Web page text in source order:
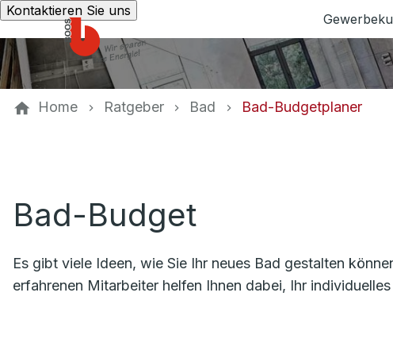
Kontaktieren Sie uns
Home Ratgeber Bad Bad-Budgetplaner
Bad-Budget
Es gibt viele Ideen, wie Sie Ihr neues Bad gestalten
erfahrenen Mitarbeiter helfen Ihnen dabei, Ihr